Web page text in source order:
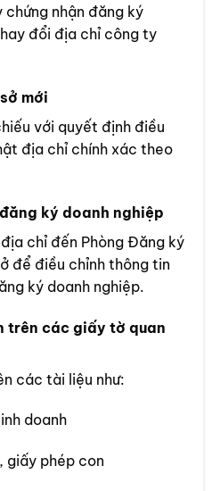
nhận đăng ký
đổi địa chỉ công ty
mới
với quyết định điều
địa chỉ chính xác theo
ký doanh nghiệp
chỉ đến Phòng Đăng ký
để điều chỉnh thông tin
ký doanh nghiệp.
trên các giấy tờ quan
các tài liệu như:
doanh
giấy phép con